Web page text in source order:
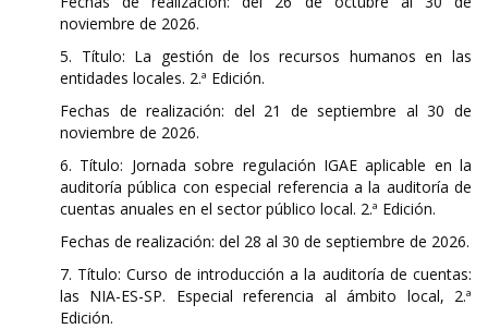
noviembre de 2026.
5. Título: La gestión de los recursos humanos en las
entidades locales. 2.ª Edición.
Fechas de realización: del 21 de septiembre al 30 de
noviembre de 2026.
6. Título: Jornada sobre regulación IGAE aplicable en la
auditoría pública con especial referencia a la auditoría de
cuentas anuales en el sector público local. 2.ª Edición.
Fechas de realización: del 28 al 30 de septiembre de 2026.
7. Título: Curso de introducción a la auditoría de cuentas:
las NIA-ES-SP. Especial referencia al ámbito local, 2.ª
Edición.